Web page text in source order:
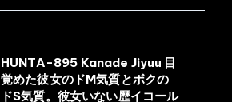
HUNTA-895 Kanade Jiyuu 目
覚めた彼女のドM気質とボクの
ドS気質。彼女いない歴イコール